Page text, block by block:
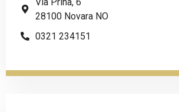
28100 Novara NO
0321 234151